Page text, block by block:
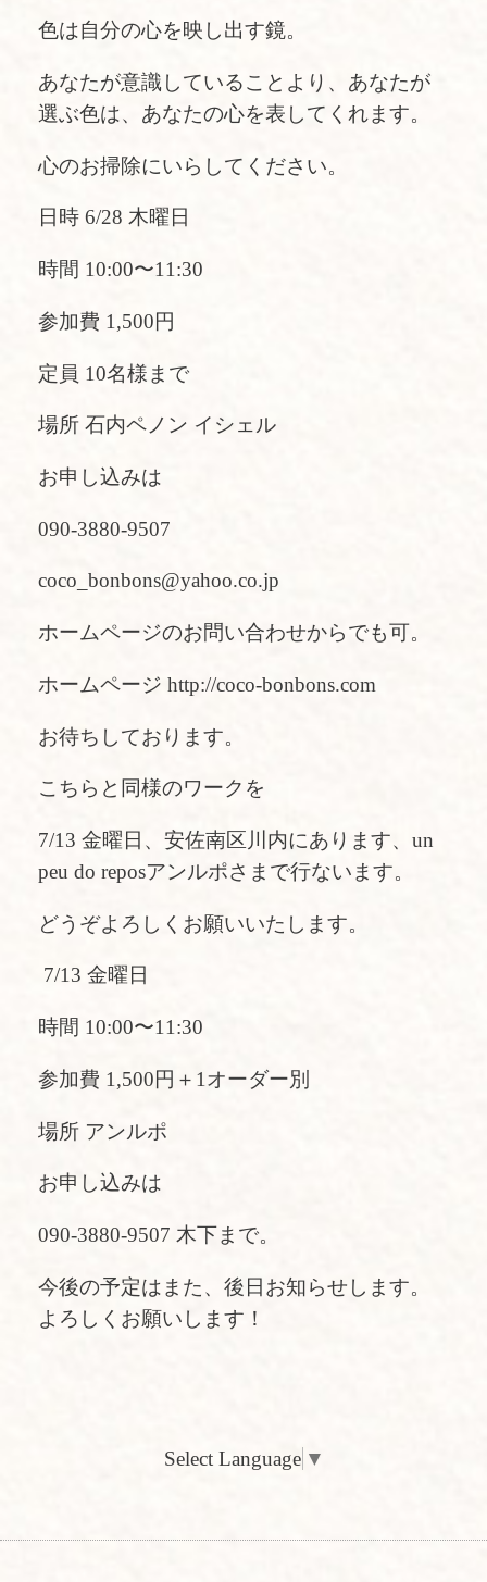
色は自分の心を映し出す鏡。
あなたが意識していることより、あなたが
選ぶ色は、あなたの心を表してくれます。
心のお掃除にいらしてください。
日時 6/28 木曜日
時間 10:00〜11:30
参加費 1,500円
定員 10名様まで
場所 石内ペノン イシェル
お申し込みは
090-3880-9507
coco_bonbons@yahoo.co.jp
ホームページのお問い合わせからでも可。
ホームページ http://coco-bonbons.com
お待ちしております。
こちらと同様のワークを
7/13 金曜日、安佐南区川内にあります、un
peu do reposアンルポさまで行ないます。
どうぞよろしくお願いいたします。
7/13 金曜日
時間 10:00〜11:30
参加費 1,500円＋1オーダー別
場所 アンルポ
お申し込みは
090-3880-9507 木下まで。
今後の予定はまた、後日お知らせします。
よろしくお願いします！
Select Language ▼